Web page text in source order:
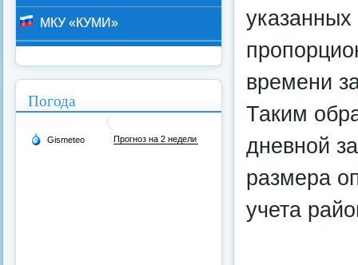
времени
Таким
дневной
размера
учета
МКУ «КУМИ»
Погода